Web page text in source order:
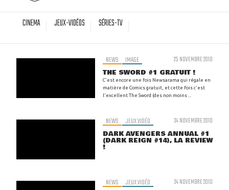
CINEMA JEUX-VIDÉOS SÉRIES-TV
NEWS IMAGE 25 NOVEMBRE 2010
THE SWORD #1 GRATUIT !
C'est encore une fois Newsarama qui régale en
matière de Comics gratuit, et cette fois c'est
l'excellent The Sword (des non moins ...
NEWS JEUX VIDÉO 24 NOVEMBRE 2010
DARK AVENGERS ANNUAL #1
(DARK REIGN #14), LA REVIEW
!
NEWS JEUX VIDÉO 24 NOVEMBRE 2010